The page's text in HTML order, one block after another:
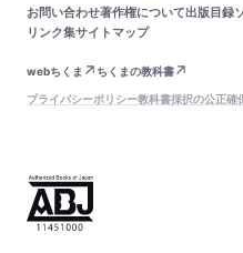
お問い合わせ著作権について出版目録
リンク集サイトマップ
webちくま
ちくまの教科書
プライバシーポリシー教科書採択の公正確